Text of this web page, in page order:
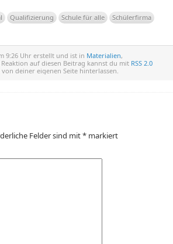
Qualifizierung Schule für alle
Schülerfirma
9:26 Uhr erstellt und ist in Materialien,
auf diesen Beitrag kannst du mit RSS 2.0
von deiner eigenen Seite hinterlassen.
Felder sind mit* markiert